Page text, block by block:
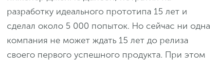
разработку идеального прототипа 15 лет и
сделал около 5 000 попыток. Но сейчас ни одна
компания не может ждать 15 лет до релиза
своего первого успешного продукта. При этом